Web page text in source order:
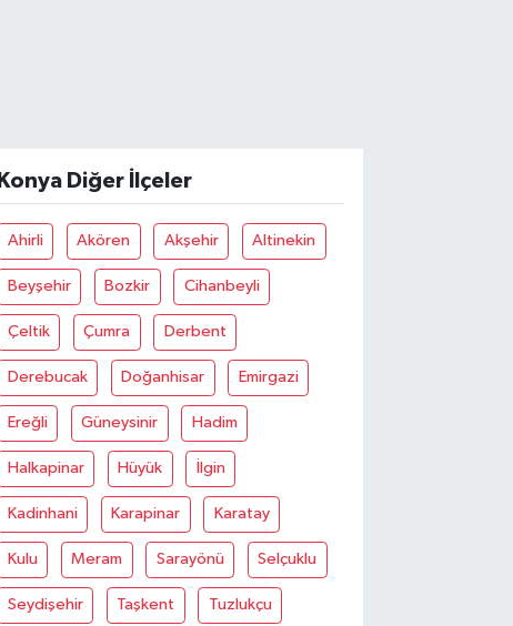
Konya Diğer İlçeler
Ahirli Akören Akşehir Altinekin
Beyşehir Bozkir Cihanbeyli
Çeltik Çumra Derbent
Derebucak Doğanhisar Emirgazi
Ereğli Güneysinir Hadim
Halkapinar Hüyük İlgin
Kadinhani Karapinar Karatay
Kulu Meram Sarayönü Selçuklu
Seydişehir Taşkent Tuzlukçu